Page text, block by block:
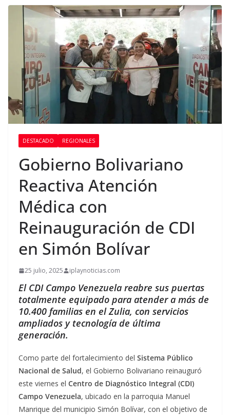
DESTACADO REGIONALES
Gobierno Bolivariano
Reactiva Atención
Médica con
Reinauguración de CDI
en Simón Bolívar
25 julio, 2025 iplaynoticias.com
El CDI Campo Venezuela reabre sus puertas
totalmente equipado para atender a más de
10.400 familias en el Zulia, con servicios
ampliados y tecnología de última
generación.
Como parte del fortalecimiento del Sistema Público
Nacional de Salud, el Gobierno Bolivariano reinauguró
este viernes el Centro de Diagnóstico Integral (CDI)
Campo Venezuela, ubicado en la parroquia Manuel
Manrique del municipio Simón Bolívar, con el objetivo de